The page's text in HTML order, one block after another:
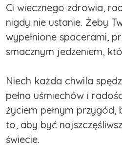
Ci wiecznego zdrowia,
nigdy nie ustanie. Żeby
wypełnione spacerami,
smacznym jedzeniem,
Niech każda chwila
pełna uśmiechów i
życiem pełnym przygód,
to, aby być
świecie.